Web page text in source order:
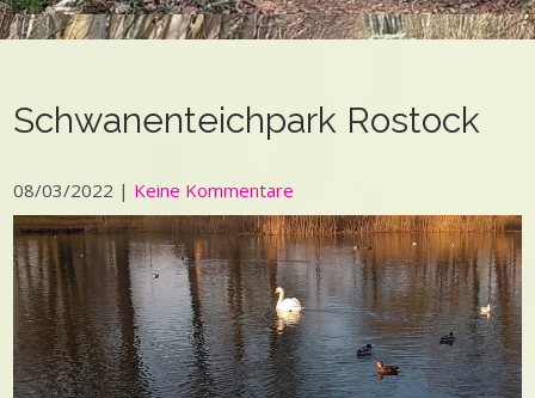
Schwanenteichpark Rostock
08/03/2022 | Keine Kommentare